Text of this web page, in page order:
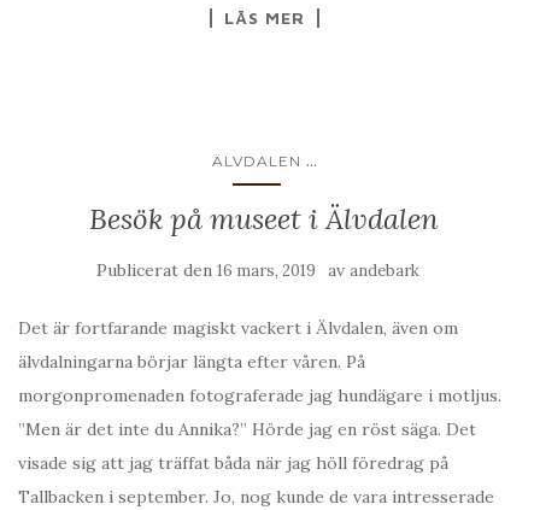
LÄS MER
ÄLVDALEN ...
Besök på museet i Älvdalen
Publicerat den 16 mars, 2019 av andebark
Det är fortfarande magiskt vackert i Älvdalen, även om
älvdalningarna börjar längta efter våren. På
morgonpromenaden fotograferade jag hundägare i motljus.
”Men är det inte du Annika?” Hörde jag en röst säga. Det
visade sig att jag träffat båda när jag höll föredrag på
Tallbacken i september. Jo, nog kunde de vara intresserade